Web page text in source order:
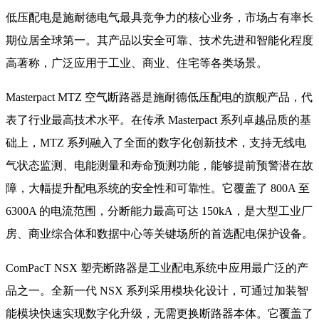
低压配电是施耐德电气最具竞争力的核心业务，市场占有率长
期位居全球第一。其产品以安全可靠、技术先进和智能化程度
高著称，广泛应用于工业、商业、住宅等各类场景。
Masterpact MTZ 空气断路器是施耐德低压配电的旗舰产品，代
表了行业最高技术水平。在传承 Masterpact 系列卓越品质的基
础上，MTZ 系列融入了全面的数字化创新技术，支持无线电
气状态监测、电能测量和寿命预测功能，能够提前预警潜在故
障，大幅提升配电系统的安全性和可靠性。它覆盖了 800A 至
6300A 的电流范围，分断能力最高可达 150kA，是大型工业厂
房、商业综合体和数据中心等关键场所的首选配电保护设备。
ComPacT NSX 塑壳断路器是工业配电系统中应用最广泛的产
品之一。全新一代 NSX 系列采用模块化设计，可通过加装智
能模块快速实现数字化升级，无需更换断路器本体。它覆盖了